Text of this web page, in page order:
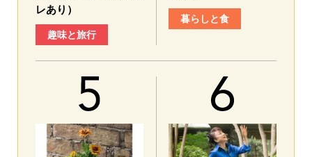
レあり）
趣味と旅行
暮らしと食